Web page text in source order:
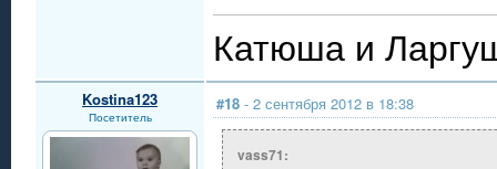
Катюша и
Kostina123
Посетитель
#18 - 2 сентября 2012 в 18:38
vass71: